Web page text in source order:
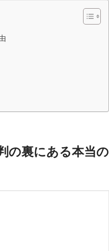
の裏にある本当の